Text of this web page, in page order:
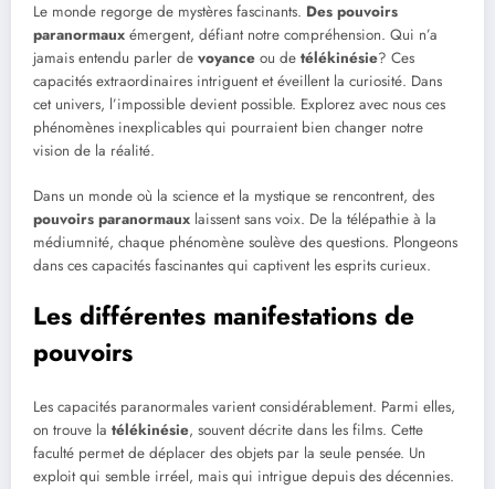
Le monde regorge de mystères fascinants. Des pouvoirs
paranormaux émergent, défiant notre compréhension. Qui n’a
jamais entendu parler de voyance ou de télékinésie? Ces
capacités extraordinaires intriguent et éveillent la curiosité. Dans
cet univers, l’impossible devient possible. Explorez avec nous ces
phénomènes inexplicables qui pourraient bien changer notre
vision de la réalité.
Dans un monde où la science et la mystique se rencontrent, des
pouvoirs paranormaux laissent sans voix. De la télépathie à la
médiumnité, chaque phénomène soulève des questions. Plongeons
dans ces capacités fascinantes qui captivent les esprits curieux.
Les différentes manifestations de
pouvoirs
Les capacités paranormales varient considérablement. Parmi elles,
on trouve la télékinésie, souvent décrite dans les films. Cette
faculté permet de déplacer des objets par la seule pensée. Un
exploit qui semble irréel, mais qui intrigue depuis des décennies.